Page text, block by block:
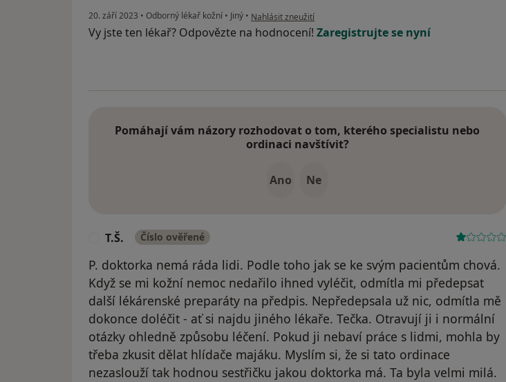
20. září 2023 • Odborný lékař kožní • Jiný • podle názoru uživatele Martina Nachtigalova
Nahlásit zneužití
Vy jste ten lékař? Odpovězte na hodnocení! Zaregistrujte se nyní
Pomáhají vám názory rozhodovat o tom, kterého specialistu nebo
ordinaci navštívit?
Ano Ne
T.Š. Číslo ověřené
P. doktorka nemá ráda lidi. Podle toho jak se ke svým pacientům chová.
Když se mi kožní nemoc nedařilo ihned vyléčit, odmítla mi předepsat
další lékárenské preparáty na předpis. Nepředepsala už nic, odmítla mě
dokonce doléčit - ať si najdu jiného lékaře. Tečka. Otravují ji i normální
otázky ohledně způsobu léčení. Pokud ji nebaví práce s lidmi, mohla by
třeba zkusit dělat hlídače majáku. Myslím si, že si tato ordinace
nezaslouží tak hodnou sestřičku jakou doktorka má. Ta byla velmi milá.